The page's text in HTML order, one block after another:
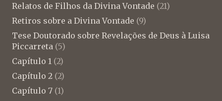
Relatos de Filhos da Divina Vontade (21)
Retiros sobre a Divina Vontade (9)
Tese Doutorado sobre Revelações de Deus à Luisa
Piccarreta (5)
Capítulo 1 (2)
Capítulo 2 (2)
Capítulo 7 (1)